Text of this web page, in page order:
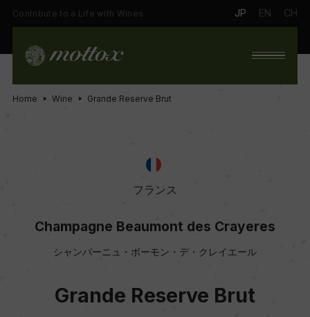
Contribute to a Life with Wines. JP EN CH
Home Wine Grande Reserve Brut
フランス
Champagne Beaumont des Crayeres
シャンパーニュ・ボーモン・デ・クレイエール
Grande Reserve Brut